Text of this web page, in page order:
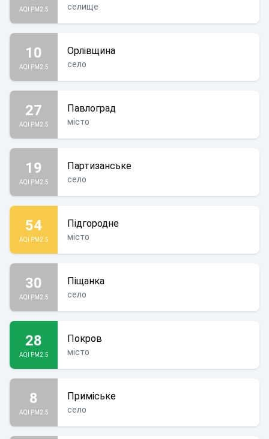
AQI PM2.5 селище
10
AQI PM2.5
Орлівщина
село
27
AQI PM2.5
Павлоград
місто
19
AQI PM2.5
Партизанське
село
54
AQI PM2.5
Підгородне
місто
30
AQI PM2.5
Піщанка
село
28
AQI PM2.5
Покров
місто
8
AQI PM2.5
Приміське
село